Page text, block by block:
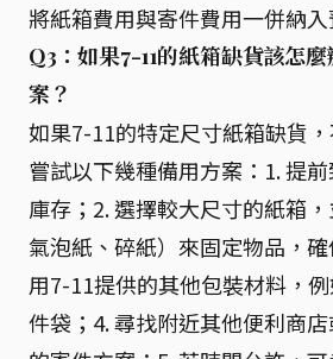
將紙箱費用與寄件費用一併納入
Q3：如果7-11的紙箱缺貨該怎
案？
如果7-11的特定尺寸紙箱缺貨
嘗試以下幾種備用方案：1. 提
庫存；2. 選擇較大尺寸的紙箱
氣泡紙、碎紙）來固定物品，
用7-11提供的其他包裝材料，
件袋；4. 尋找附近其他便利商